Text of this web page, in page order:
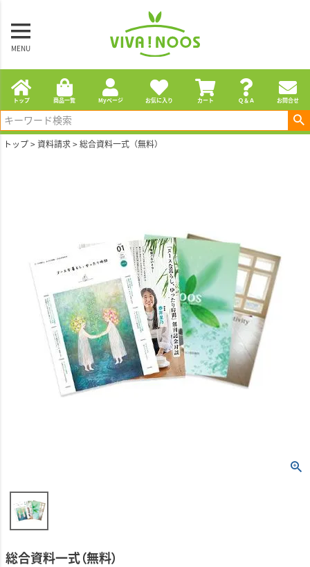
MENU
トップ 商品一覧 Myページ お気に入り カート Ｑ＆Ａ お問合せ
トップ 資料請求 総合資料一式（無料）
総合資料一式（無料）